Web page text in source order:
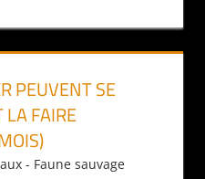
PEUVENT SE
LA FAIRE
- Faune sauvage